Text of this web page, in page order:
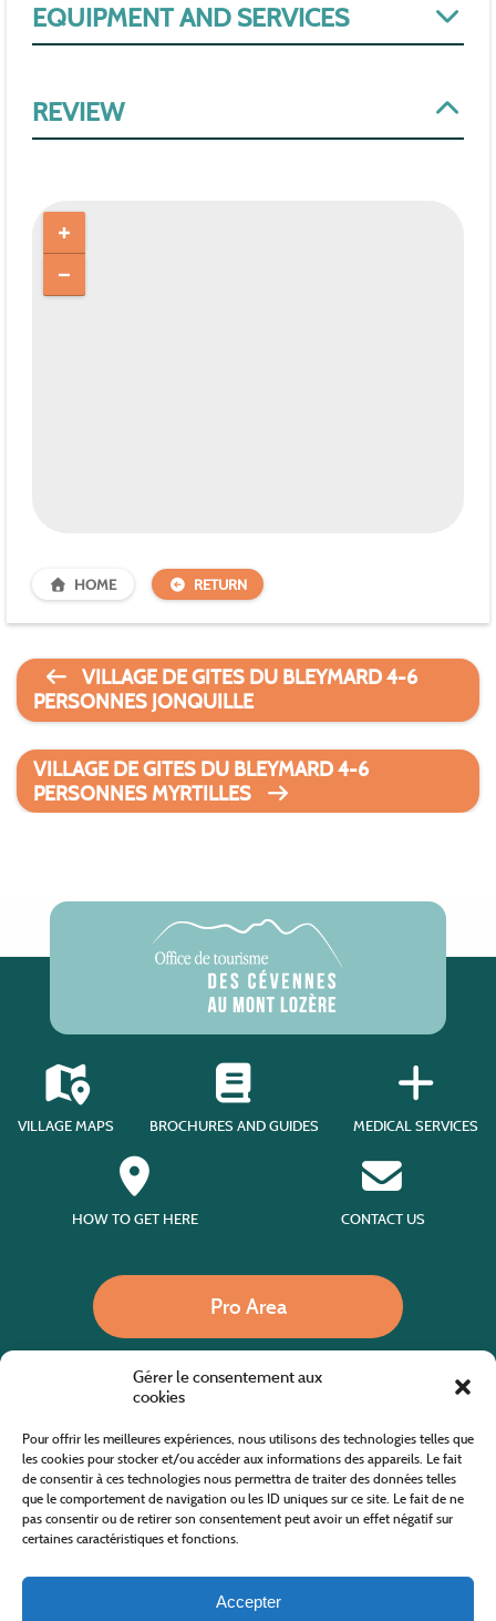
Gérer le consentement aux
cookies
Pour offrir les meilleures expériences, nous utilisons des technologies telles que
les cookies pour stocker et/ou accéder aux informations des appareils. Le fait
de consentir à ces technologies nous permettra de traiter des données telles
que le comportement de navigation ou les ID uniques sur ce site. Le fait de ne
pas consentir ou de retirer son consentement peut avoir un effet négatif sur
certaines caractéristiques et fonctions.
Accepter
EQUIPMENT AND SERVICES
REVIEW
HOME RETURN
VILLAGE DE GITES DU BLEYMARD 4-6
PERSONNES JONQUILLE
VILLAGE DE GITES DU BLEYMARD 4-6
PERSONNES MYRTILLES
VILLAGE MAPS BROCHURES AND GUIDES MEDICAL SERVICES
HOW TO GET HERE CONTACT US
Pro Area
Website co-financed by the European Agricultural Fund for Rural Development
Europe invests in rural areas